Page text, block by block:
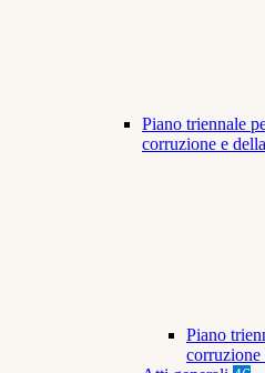
Piano triennale
corruzione e
Piano
corruzione